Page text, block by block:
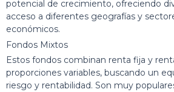
potencial de crecimiento, ofreciendo
acceso a diferentes geografías y
económicos.
Fondos Mixtos
Estos fondos combinan renta fija y
proporciones variables, buscando un
riesgo y rentabilidad. Son muy